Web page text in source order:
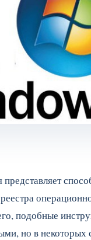
подобные
но в некоторых